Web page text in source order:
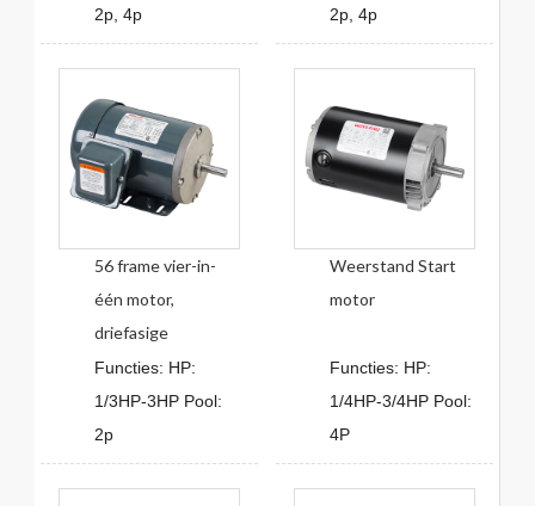
2p, 4p
2p, 4p
56 frame vier-in-
één motor,
driefasige
Functies: HP:
1/3HP-3HP Pool:
2p
Weerstand Start
motor
Functies: HP:
1/4HP-3/4HP Pool:
4P